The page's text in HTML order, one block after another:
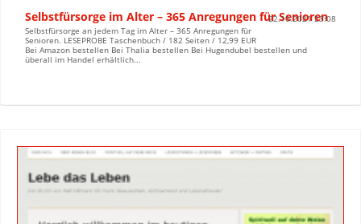
Selbstfürsorge im Alter – 365 Anregungen für Senioren
22.10.2021 23:08
Selbstfürsorge an jedem Tag im Alter – 365 Anregungen für
Senioren. LESEPROBE Taschenbuch / 182 Seiten / 12,99 EUR
Bei Amazon bestellen Bei Thalia bestellen Bei Hugendubel bestellen und
überall im Handel erhältlich...